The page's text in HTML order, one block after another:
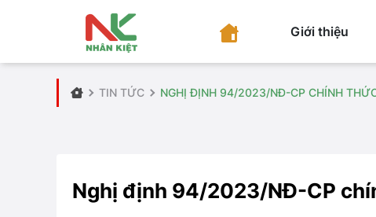
Giới thiệu
TIN TỨC NGHỊ ĐỊNH 94/2023/NĐ-CP CHÍNH
Nghị định 94/2023/NĐ-CP